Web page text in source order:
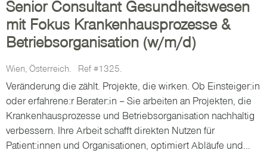
Senior Consultant Gesundheitswesen
mit Fokus Krankenhausprozesse &
Betriebsorganisation (w/m/d)
Wien, Österreich. Ref #1325.
Veränderung die zählt. Projekte, die wirken. Ob Einsteiger:in
oder erfahrene:r Berater:in – Sie arbeiten an Projekten, die
Krankenhausprozesse und Betriebsorganisation nachhaltig
verbessern. Ihre Arbeit schafft direkten Nutzen für
Patient:innen und Organisationen, optimiert Abläufe und...